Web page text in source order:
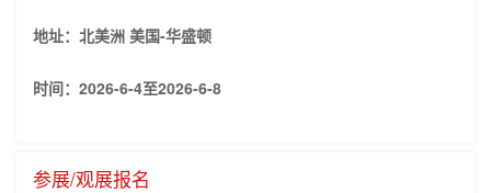
地址：北美洲 美国-华盛顿
时间： 2026-6-4至2026-6-8
参展/观展报名